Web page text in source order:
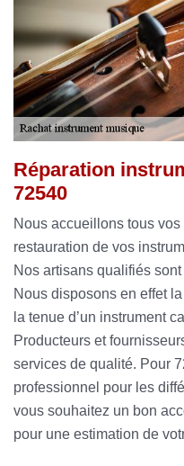
Réparation
72540
Nous accueillons tous
restauration de vos
Nos artisans qualifiés
Nous disposons en effet
la tenue d’un instrument
Producteurs et
services de qualité. Pour
professionnel pour les
vous souhaitez un bon
pour une estimation de